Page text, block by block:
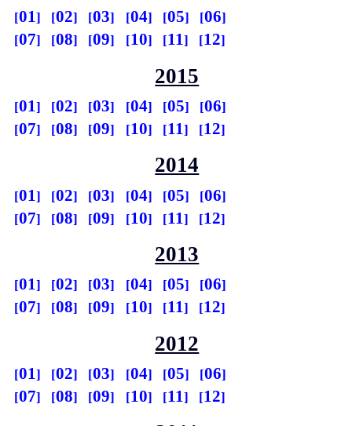
01 02 03 04 05
06
07
08 09 10 11 12
2015
01 02 03 04 05
06
07
08 09 10 11 12
2014
01 02 03 04 05
06
07
08 09 10 11 12
2013
01 02 03 04 05
06
07
08 09 10 11 12
2012
01 02 03 04 05
06
07
08 09 10 11 12